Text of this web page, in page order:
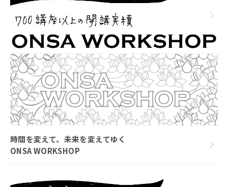
時間を変えて、未来を変えてゆく
ONSA WORKSHOP